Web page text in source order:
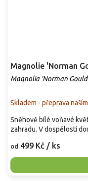
Magnolie 'Norman
Magnolia 'Norman Gould'
Skladem - přeprava
od 499 Kč / ks
Sněhově bílé voňavé
zahradu. V dospělosti